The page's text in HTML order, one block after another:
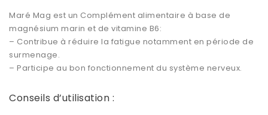
Maré Mag est un Complément alimentaire à base de
magnésium marin et de vitamine B6:
– Contribue à réduire la fatigue notamment en période de
surmenage.
– Participe au bon fonctionnement du système nerveux.
Conseils d’utilisation :